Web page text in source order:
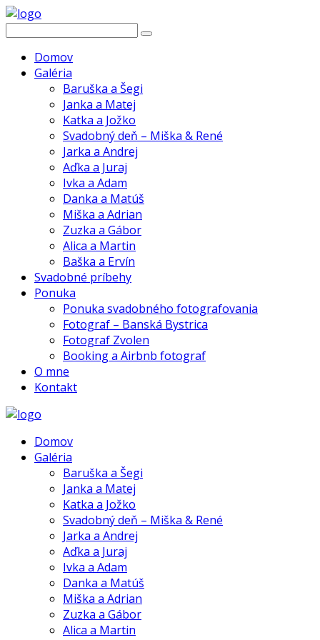
Domov
Galéria
Baruška a Šegi
Janka a Matej
Katka a Jožko
Svadobný deň – Miška & René
Jarka a Andrej
Aďka a Juraj
Ivka a Adam
Danka a Matúš
Miška a Adrian
Zuzka a Gábor
Alica a Martin
Baška a Ervín
Svadobné príbehy
Ponuka
Ponuka svadobného fotografovania
Fotograf – Banská Bystrica
Fotograf Zvolen
Booking a Airbnb fotograf
O mne
Kontakt
Domov
Galéria
Baruška a Šegi
Janka a Matej
Katka a Jožko
Svadobný deň – Miška & René
Jarka a Andrej
Aďka a Juraj
Ivka a Adam
Danka a Matúš
Miška a Adrian
Zuzka a Gábor
Alica a Martin